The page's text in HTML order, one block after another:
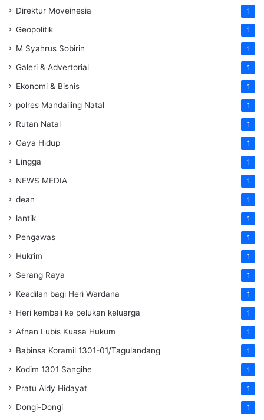
Direktur Moveinesia 1
Geopolitik 1
M Syahrus Sobirin 1
Galeri & Advertorial 1
Ekonomi & Bisnis 1
polres Mandailing Natal 1
Rutan Natal 1
Gaya Hidup 1
Lingga 1
NEWS MEDIA 1
dean 1
lantik 1
Pengawas 1
Hukrim 1
Serang Raya 1
Keadilan bagi Heri Wardana 1
Heri kembali ke pelukan keluarga 1
Afnan Lubis Kuasa Hukum 1
Babinsa Koramil 1301-01/Tagulandang 1
Kodim 1301 Sangihe 1
Pratu Aldy Hidayat 1
Dongi-Dongi 1